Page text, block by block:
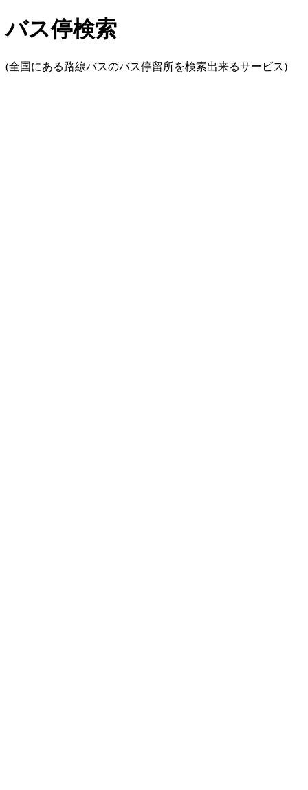
バス停検索
(全国にある路線バスのバス停留所を検索出来るサービス)